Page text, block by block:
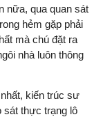
nữa, qua quan sát
hẻm gặp phải
mà chú đặt ra
nhà luôn thông
kiến trúc sư
sát thực trạng lô